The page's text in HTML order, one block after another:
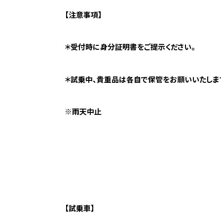
【注意事項】
＊受付時に身分証明書をご提示ください。
＊試乗中、貴重品は各自で保管をお願いいたしま
※雨天中止
【試乗車】